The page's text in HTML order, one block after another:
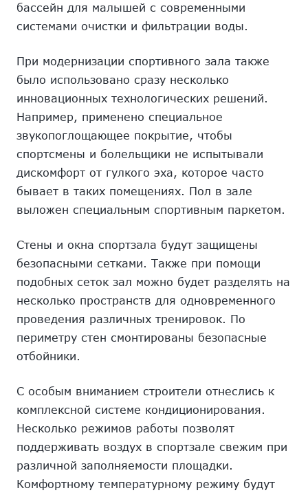
бассейн для малышей с современными
системами очистки и фильтрации воды.
При модернизации спортивного зала также
было использовано сразу несколько
инновационных технологических решений.
Например, применено специальное
звукопоглощающее покрытие, чтобы
спортсмены и болельщики не испытывали
дискомфорт от гулкого эха, которое часто
бывает в таких помещениях. Пол в зале
выложен специальным спортивным паркетом.
Стены и окна спортзала будут защищены
безопасными сетками. Также при помощи
подобных сеток зал можно будет разделять на
несколько пространств для одновременного
проведения различных тренировок. По
периметру стен смонтированы безопасные
отбойники.
С особым вниманием строители отнеслись к
комплексной системе кондиционирования.
Несколько режимов работы позволят
поддерживать воздух в спортзале свежим при
различной заполняемости площадки.
Комфортному температурному режиму будут